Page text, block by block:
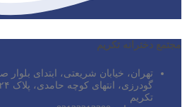
مجتمع دخترانه تکریم
تهران، خیابان شریعتی، ابتدای بلوار
تکریم